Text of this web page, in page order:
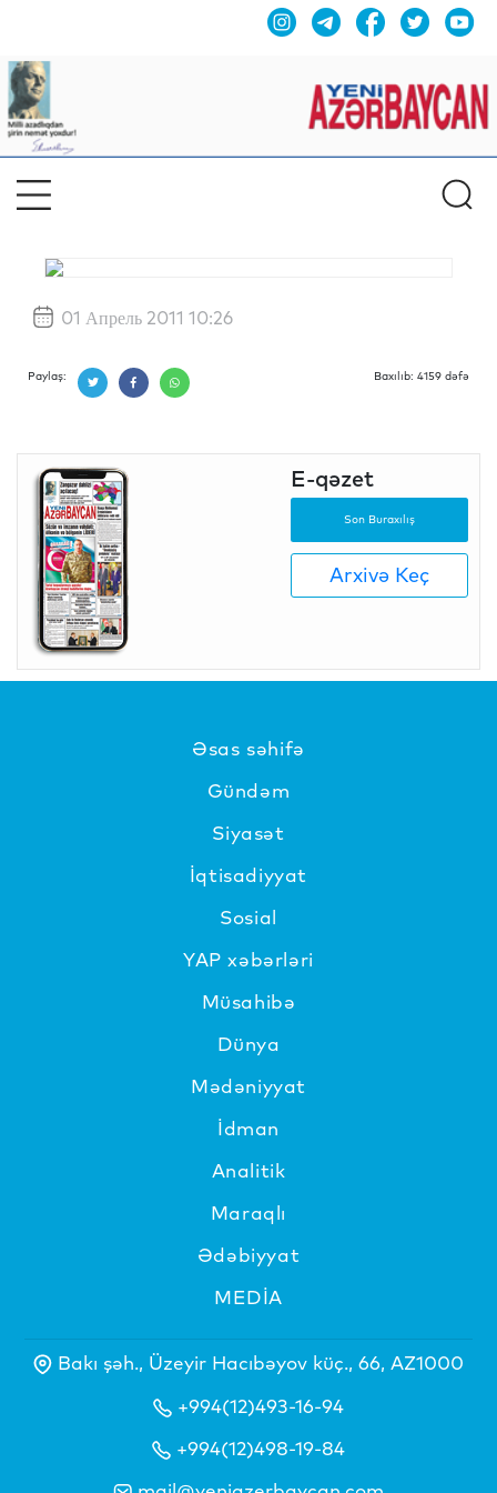
01 Апрель 2011 10:26
Paylaş: Baxılıb: 4159 dəfə
E-qəzet
Son Buraxılış
Arxivə Keç
Əsas səhifə
Gündəm
Siyasət
İqtisadiyyat
Sosial
YAP xəbərləri
Müsahibə
Dünya
Mədəniyyat
İdman
Analitik
Maraqlı
Ədəbiyyat
MEDİA
Bakı şəh., Üzeyir Hacıbəyov küç., 66, AZ1000
+994(12)493-16-94
+994(12)498-19-84